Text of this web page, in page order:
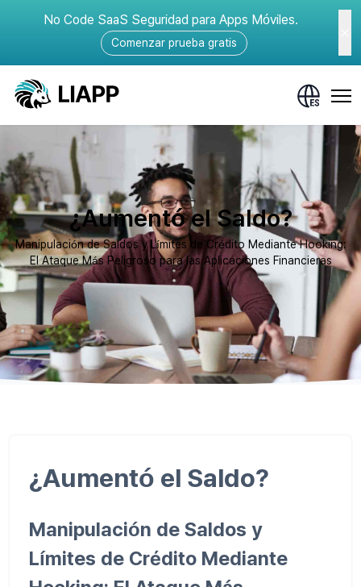
No Code SaaS Seguridad para Apps Móviles.
Comenzar prueba gratis
¿Aumentó el Saldo?
Manipulación de Saldos y Límites de Crédito Mediante Hooking:
El Ataque Más Peligroso para las Aplicaciones Financieras
¿Aumentó el Saldo?
Manipulación de Saldos y
Límites de Crédito Mediante